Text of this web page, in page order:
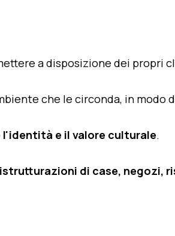
a disposizione dei propri
che le circonda, in modo
l'identità e il valore culturale.
di case, negozi,